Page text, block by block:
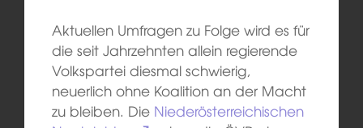
Aktuellen Umfragen zu Folge wird es für
die seit Jahrzehnten allein regierende
Volkspartei diesmal schwierig,
neuerlich ohne Koalition an der Macht
zu bleiben. Die Niederösterreichischen